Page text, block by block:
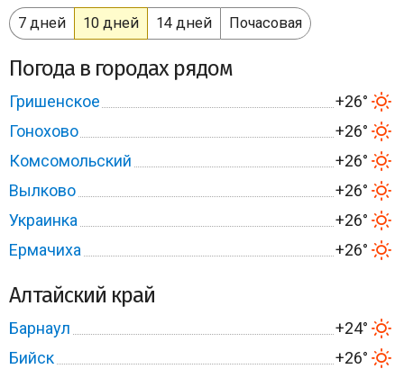
7 дней 10 дней 14 дней Почасовая
Погода в городах рядом
Гришенское
+26°
Гонохово
+26°
Комсомольский
+26°
Вылково
+26°
Украинка
+26°
Ермачиха
+26°
Алтайский край
Барнаул
+24°
Бийск
+26°